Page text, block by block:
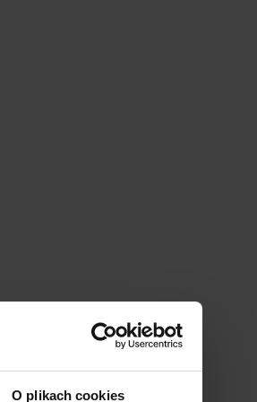
O plikach cookies